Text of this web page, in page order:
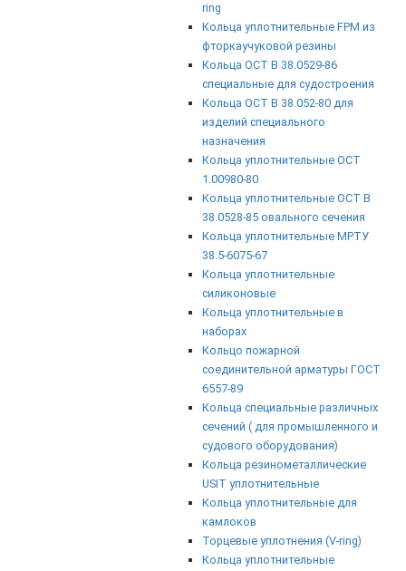
ring
Кольца уплотнительные FPM из
фторкаучуковой резины
Кольца ОСТ В 38.0529-86
специальные для судостроения
Кольца ОСТ В 38.052-80 для
изделий специального
назначения
Кольца уплотнительные ОСТ
1.00980-80
Кольца уплотнительные ОСТ В
38.0528-85 овального сечения
Кольца уплотнительные МРТУ
38.5-6075-67
Кольца уплотнительные
силиконовые
Кольца уплотнительные в
наборах
Кольцо пожарной
соединительной арматуры ГОСТ
6557-89
Кольца специальные различных
сечений ( для промышленного и
судового оборудования)
Кольца резинометаллические
USIT уплотнительные
Кольца уплотнительные для
камлоков
Торцевые уплотнения (V-ring)
Кольца уплотнительные